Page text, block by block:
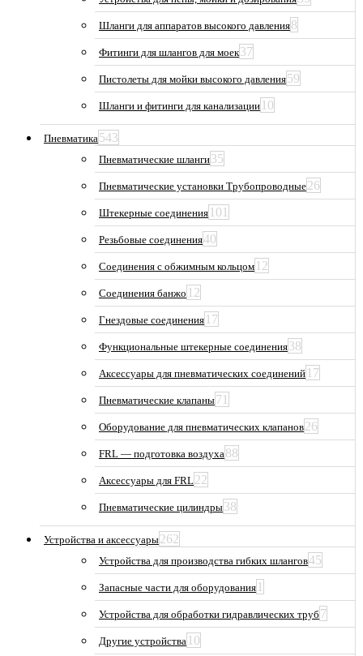
Шланги для аппаратов высокого давления8
Фитинги для шлангов для моек37
Пистолеты для мойки высокого давления59
Шланги и фитинги для канализации 10
Пневматика 543
Пневматические шланги35
Пневматические установки Трубопроводные26
Штекерные соединения 101
Резьбовые соединения40
Соединения с обжимным кольцом 12
Соединения банжо 12
Гнездовые соединения 17
Функциональные штекерные соединения38
Аксессуары для пневматических соединений 17
Пневматические клапаны71
Оборудование для пневматических клапанов26
FRL — подготовка воздуха 88
Аксессуары для FRL22
Пневматические цилиндры38
Устройства и аксессуары262
Устройства для производства гибких шлангов45
Запасные части для оборудования 1
Устройства для обработки гидравлических труб 7
Другие устройства 10